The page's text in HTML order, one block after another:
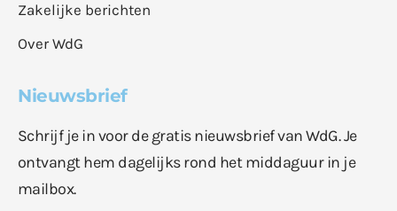
Zakelijke berichten
Over WdG
Nieuwsbrief
Schrijf je in voor de gratis nieuwsbrief van WdG. Je
ontvangt hem dagelijks rond het middaguur in je
mailbox.